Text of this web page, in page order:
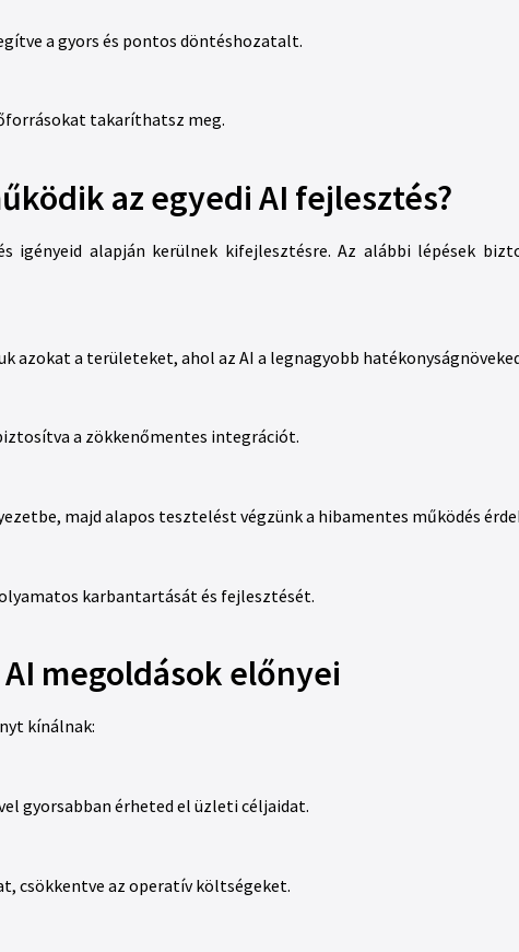
a gyors és pontos döntéshozatalt.
takaríthatsz meg.
az egyedi AI fejlesztés?
igényeid alapján kerülnek kifejlesztésre. Az alábbi lépések
azokat a területeket, ahol az AI a legnagyobb
a zökkenőmentes integrációt.
majd alapos tesztelést végzünk a hibamentes működés
karbantartását és fejlesztését.
AI megoldások előnyei
kínálnak:
gyorsabban érheted el üzleti céljaidat.
csökkentve az operatív költségeket.